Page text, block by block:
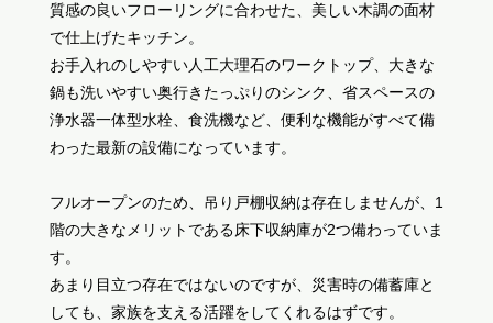
質感の良いフローリングに合わせた、美しい木調の面材
で仕上げたキッチン。
お手入れのしやすい人工大理石のワークトップ、大きな
鍋も洗いやすい奥行きたっぷりのシンク、省スペースの
浄水器一体型水栓、食洗機など、便利な機能がすべて備
わった最新の設備になっています。
フルオープンのため、吊り戸棚収納は存在しませんが、1
階の大きなメリットである床下収納庫が2つ備わっていま
す。
あまり目立つ存在ではないのですが、災害時の備蓄庫と
しても、家族を支える活躍をしてくれるはずです。